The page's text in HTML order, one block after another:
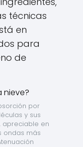
técnicas
en
para
de
por
y sus
apreciable en
ondas más